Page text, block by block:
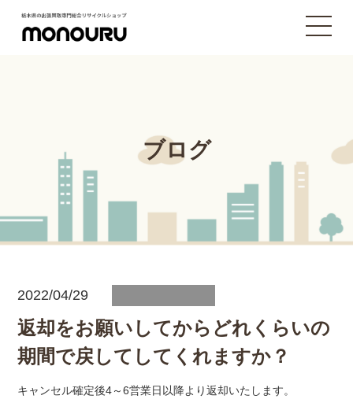
ブログ
2022/04/29
返却をお願いしてからどれくらいの
期間で戻してしてくれますか？
キャンセル確定後4～6営業日以降より返却いたします。